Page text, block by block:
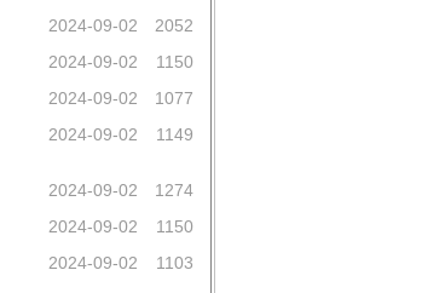
2024-09-02 2052
2024-09-02 1150
2024-09-02 1077
2024-09-02 1149
2024-09-02 1274
2024-09-02 1150
2024-09-02
1103